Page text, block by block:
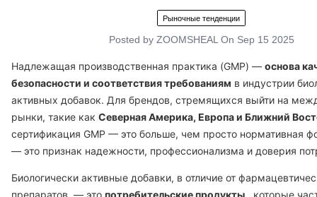
Рыночные тенденции
Posted by ZOOMSHEAL On Sep 15 2025
Надлежащая производственная практика (GMP) — основа
безопасности и соответствия требованиям в индустрии
активных добавок. Для брендов, стремящихся выйти на
рынки, такие как Северная Америка, Европа и Ближний
сертификация GMP — это больше, чем просто нормативная
— это признак надежности, профессионализма и доверия
Биологически активные добавки, в отличие от
препаратов, — это потребительские продукты , которые